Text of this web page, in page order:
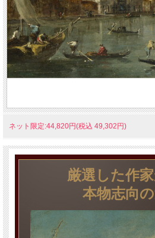
ネット限定:44,820円(税込 49,302円)
厳選した作家
本物志向